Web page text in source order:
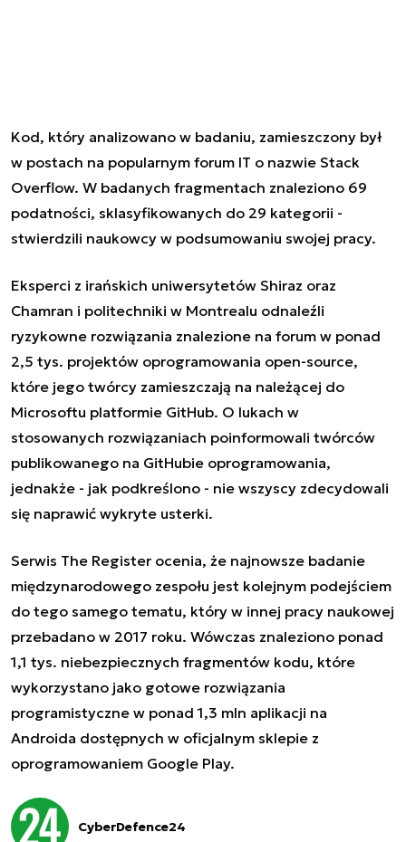
Kod, który analizowano w badaniu, zamieszczony był
w postach na popularnym forum IT o nazwie Stack
Overflow. W badanych fragmentach znaleziono 69
podatności, sklasyfikowanych do 29 kategorii -
stwierdzili naukowcy w podsumowaniu swojej pracy.
Eksperci z irańskich uniwersytetów Shiraz oraz
Chamran i politechniki w Montrealu odnaleźli
ryzykowne rozwiązania znalezione na forum w ponad
2,5 tys. projektów oprogramowania open-source,
które jego twórcy zamieszczają na należącej do
Microsoftu platformie GitHub. O lukach w
stosowanych rozwiązaniach poinformowali twórców
publikowanego na GitHubie oprogramowania,
jednakże - jak podkreślono - nie wszyscy zdecydowali
się naprawić wykryte usterki.
Serwis The Register ocenia, że najnowsze badanie
międzynarodowego zespołu jest kolejnym podejściem
do tego samego tematu, który w innej pracy naukowej
przebadano w 2017 roku. Wówczas znaleziono ponad
1,1 tys. niebezpiecznych fragmentów kodu, które
wykorzystano jako gotowe rozwiązania
programistyczne w ponad 1,3 mln aplikacji na
Androida dostępnych w oficjalnym sklepie z
oprogramowaniem Google Play.
CyberDefence24